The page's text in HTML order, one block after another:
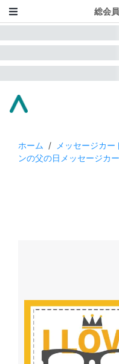
総会
ホーム / メッセージカー
ンの父の日メッセージカ